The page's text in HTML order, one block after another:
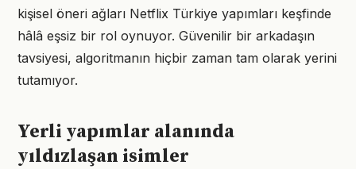
kişisel öneri ağları Netflix Türkiye yapımları keşfinde
hâlâ eşsiz bir rol oynuyor. Güvenilir bir arkadaşın
tavsiyesi, algoritmanın hiçbir zaman tam olarak yerini
tutamıyor.
Yerli yapımlar alanında
yıldızlaşan isimler